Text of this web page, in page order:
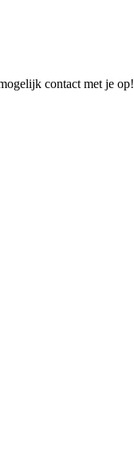
contact met je op!